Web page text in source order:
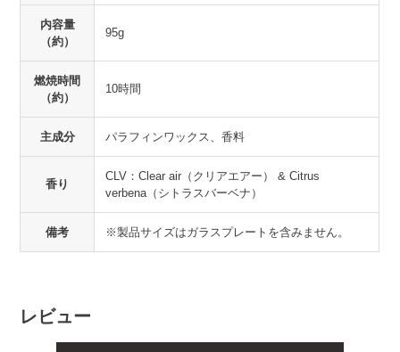
内容量
（約）
95g
燃焼時間
（約）
10時間
主成分 パラフィンワックス、香料
香り
CLV：Clear air（クリアエアー） & Citrus
verbena（シトラスバーベナ）
備考 ※製品サイズはガラスプレートを含みません。
レビュー